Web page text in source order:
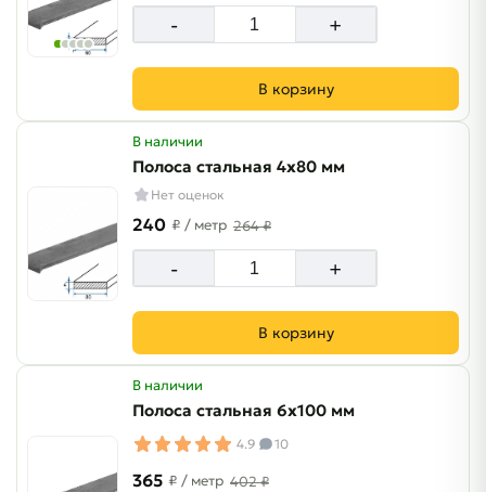
- +
В корзину
В наличии
Полоса стальная 4х80 мм
Нет оценок
240 ₽ / метр 264 ₽
- +
В корзину
В наличии
Полоса стальная 6х100 мм
4.9 10
365 ₽ / метр 402 ₽